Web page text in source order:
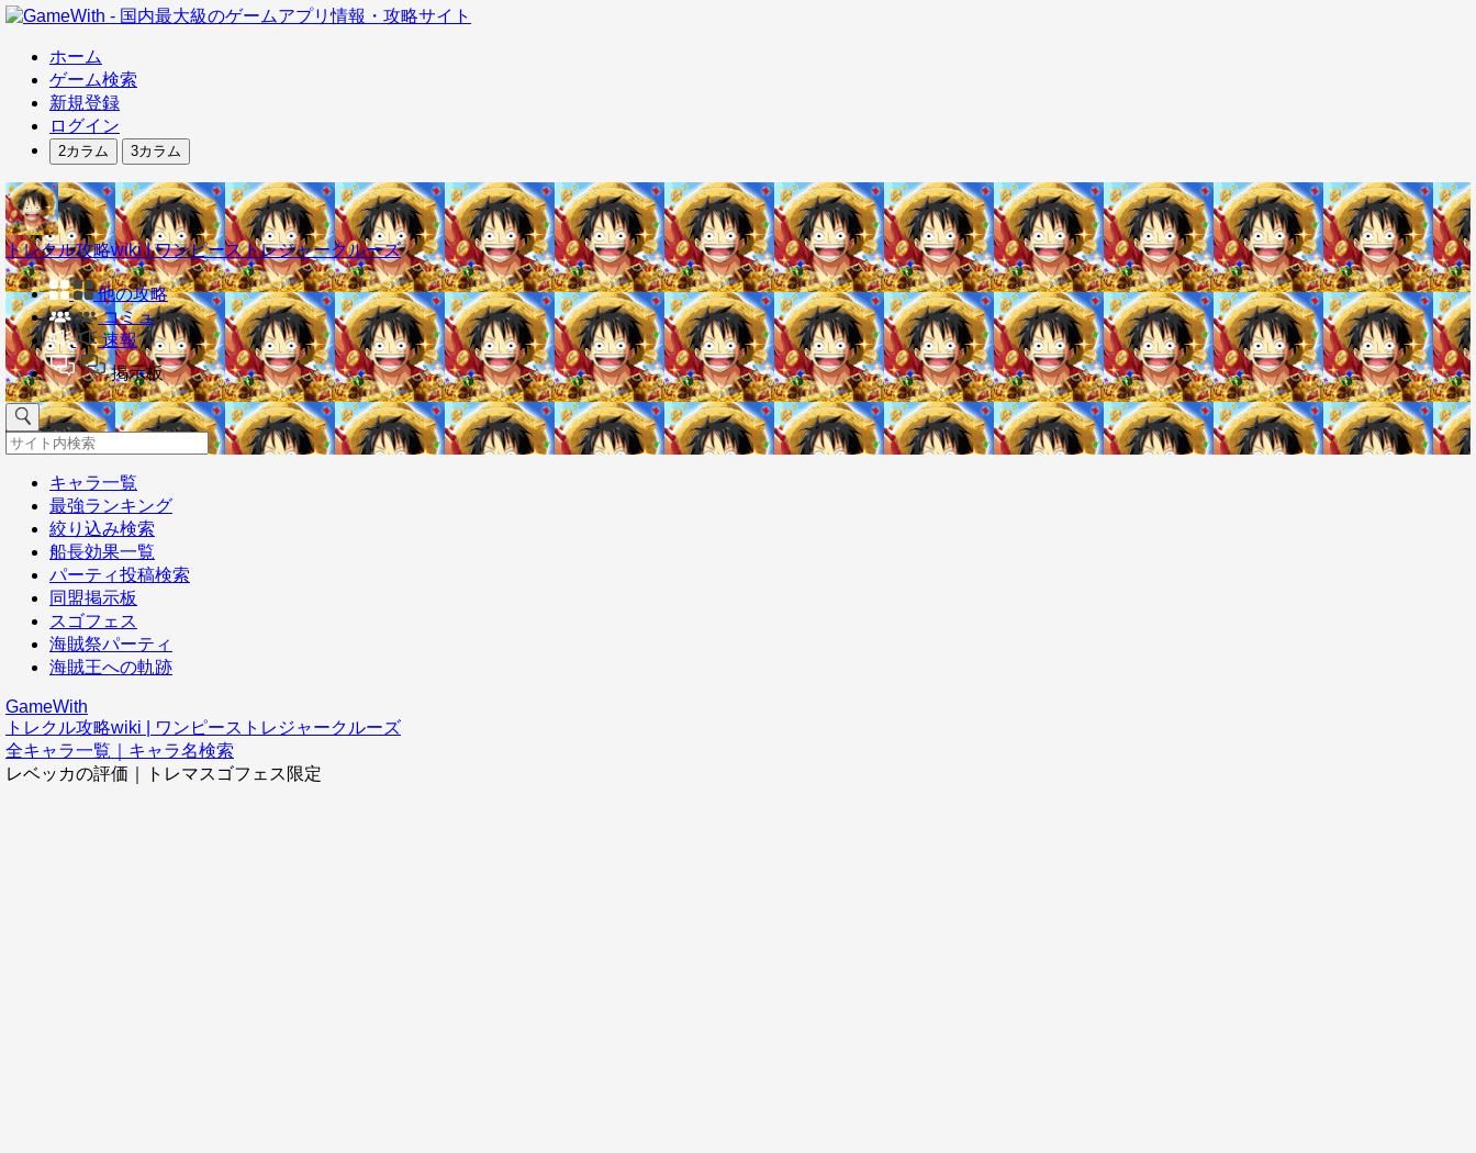
ホーム
ゲーム検索
新規登録
ログイン
2カラム 3カラム
トレクル攻略wiki | ワンピーストレジャークルーズ
他の攻略
コミュ
速報
掲示板
キャラ一覧
最強ランキング
絞り込み検索
船長効果一覧
パーティ投稿検索
同盟掲示板
スゴフェス
海賊祭パーティ
海賊王への軌跡
GameWith
トレクル攻略wiki | ワンピーストレジャークルーズ
全キャラ一覧｜キャラ名検索
レベッカの評価｜トレマスゴフェス限定